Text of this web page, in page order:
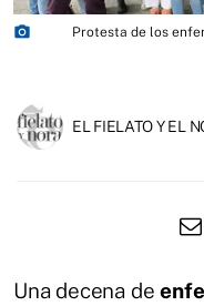
photo_camera
Protesta de los
EL FIELATO Y EL
Una decena de